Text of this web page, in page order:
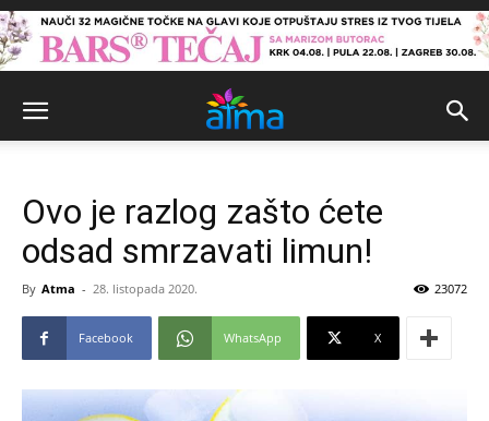
Ovo je razlog zašto ćete
odsad smrzavati limun!
By Atma - 28. listopada 2020. 23072
Facebook WhatsApp X